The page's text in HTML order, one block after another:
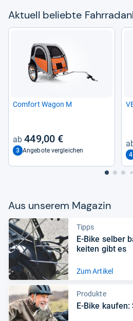
Aktu­ell beliebte
Com­fort Wagon M
449,00 €
3 Angebote vergleichen
4
Aus unse­rem Maga­zin
Tipps
E-​Bike sel­ber
kei­ten gibt es
Zum Artikel
Produkte
E-​Bike kau­fen: